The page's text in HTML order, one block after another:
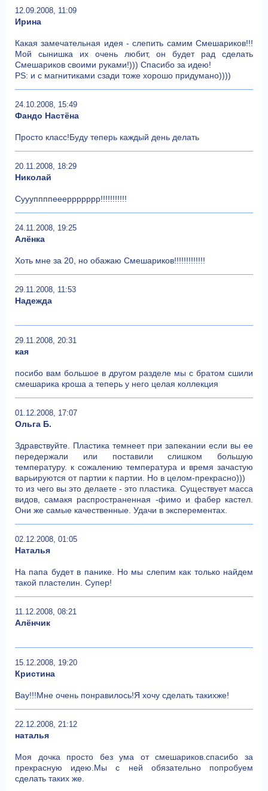
12.09.2008, 11:09
Ирина
Какая замечательная идея - слепить самим Смешариков!!!
Мой сынишка их очень любит, он будет рад сделать
Смешариков своими руками!))) Спасибо за идею!
PS: и с магнитиками сзади тоже хорошо придумано))))
24.10.2008, 15:49
Фандо Настёна
Просто класс!Буду теперь каждый день делать
20.11.2008, 18:29
Николай
Суууппппеееррррррр!!!!!!!!!!!
24.11.2008, 19:25
Алёнка
Хоть мне за 20, но обажаю Смешариков!!!!!!!!!!!!!
29.11.2008, 11:53
Надежда
29.11.2008, 20:31
кая
посибо вам большое в другом разделе мы с братом сшили
смешарика кроша а теперь у него целая коллекция
01.12.2008, 17:07
Ольга Б.
Здравствуйте. Пластика темнеет при запекании если вы ее
передержали или поставили слишком большую
температуру. к сожалению температура и время зачастую
варьируются от партии к партии. Но в целом-прекрасно)))
то из чего вы это делаете - это пластика. Существует масса
видов, самакя распространенная -фимо и фабер кастел.
Они же самые качественные. Удачи в эксперементах.
02.12.2008, 01:05
Наталья
На папа будет в панике. Но мы слепим как только найдем
такой пластелин. Супер!
11.12.2008, 08:21
Алёнчик
15.12.2008, 19:20
Кристина
Вау!!!Мне очень понравилось!Я хочу сделать такихже!
22.12.2008, 21:12
наталья
Моя дочка просто без ума от смешариков.спасибо за
прекрасную идею.Мы с ней обязательно попробуем
сделать таких же.